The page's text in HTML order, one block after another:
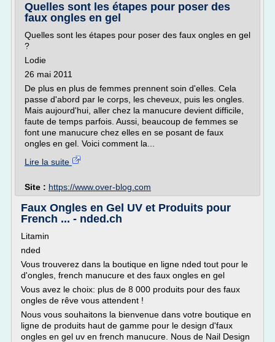
Quelles sont les étapes pour poser des
faux ongles en gel
Quelles sont les étapes pour poser des faux ongles en gel
?
Lodie
26 mai 2011
De plus en plus de femmes prennent soin d'elles. Cela
passe d'abord par le corps, les cheveux, puis les ongles.
Mais aujourd'hui, aller chez la manucure devient difficile,
faute de temps parfois. Aussi, beaucoup de femmes se
font une manucure chez elles en se posant de faux
ongles en gel. Voici comment la...
Lire la suite
Site : https://www.over-blog.com
Faux Ongles en Gel UV et Produits pour
French ... - nded.ch
Litamin
nded
Vous trouverez dans la boutique en ligne nded tout pour le
d'ongles, french manucure et des faux ongles en gel
Vous avez le choix: plus de 8 000 produits pour des faux
ongles de rêve vous attendent !
Nous vous souhaitons la bienvenue dans votre boutique en
ligne de produits haut de gamme pour le design d'faux
ongles en gel uv en french manucure. Nous de Nail Design